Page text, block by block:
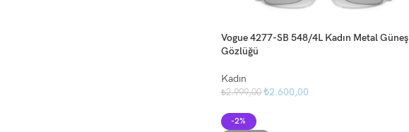
Vogue 4277-SB 548/4L Kadın Metal Güneş
Gözlüğü
Kadın
₺2.999,00 ₺2.600,00
-2%